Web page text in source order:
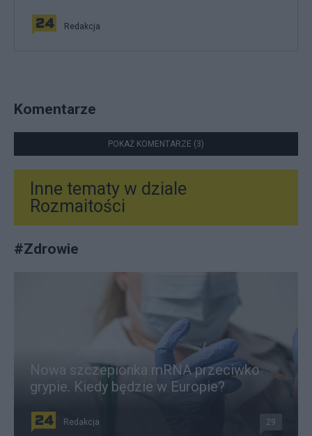
Redakcja
Komentarze
POKAŻ KOMENTARZE (3)
Inne tematy w dziale
Rozmaitości
#Zdrowie
Nowa szczepionka mRNA przeciwko
grypie. Kiedy będzie w Europie?
Redakcja 29